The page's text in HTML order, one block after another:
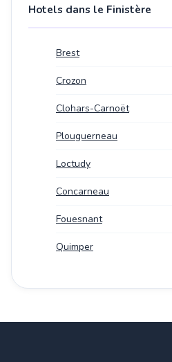
Hotels dans le Finistère
Brest
Crozon
Clohars-Carnoët
Plouguerneau
Loctudy
Concarneau
Fouesnant
Quimper